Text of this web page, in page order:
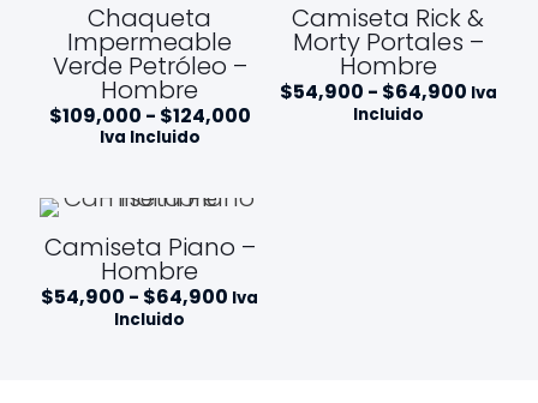
Chaqueta
Impermeable
Verde Petróleo –
Hombre
$109,000 - $124,000Rango
$109,000
Iva Incluido
Camiseta Rick &
Morty Portales –
Hombre
$54,900 - $64,900Rango
Iva
Incluido
Camiseta Piano –
Hombre
$54,900 - $64,900 Rango
Iva
Incluido